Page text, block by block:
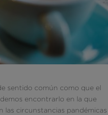
sentido común como que el
encontrarlo en la que
las circunstancias pandémicas